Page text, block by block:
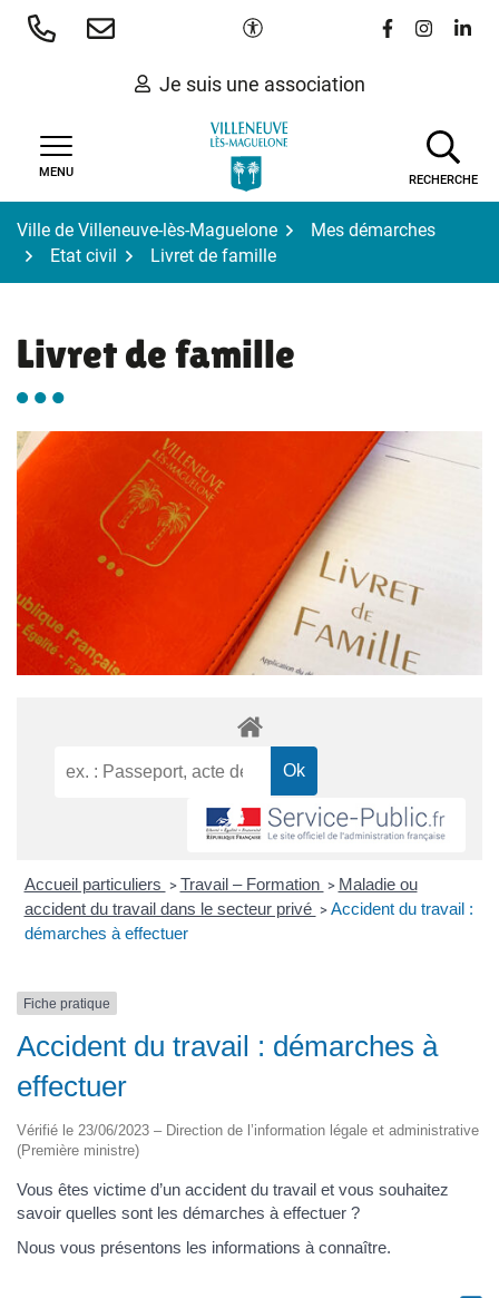
Aller
Paramètres d'accessibilité
Lien vers le
Lien vers
Lien
Je suis une association
MENU
RECHERCHE
Ville de Villeneuve-lès-Maguelone
Mes démarches
Etat civil
Livret de famille
Livret de famille
Accueil particuliers > Travail – Formation > Maladie ou
accident du travail dans le secteur privé > Accident du travail :
démarches à effectuer
Fiche pratique
Accident du travail : démarches à
effectuer
Vérifié le 23/06/2023 – Direction de l’information légale et administrative
(Première ministre)
Vous êtes victime d’un accident du travail et vous souhaitez
savoir quelles sont les démarches à effectuer ?
Nous vous présentons les informations à connaître.